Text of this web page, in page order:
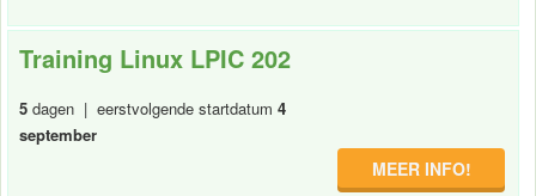
Training Linux LPIC 202
5 dagen | eerstvolgende startdatum 4
september
MEER INFO!